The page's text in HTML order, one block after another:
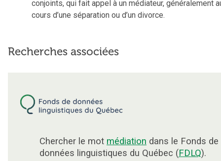
conjoints, qui fait appel à un médiateur, généralement
cours d’une séparation ou d’un divorce.
Recherches associées
Chercher le mot médiation dans le Fonds de
données linguistiques du Québec (FDLQ).